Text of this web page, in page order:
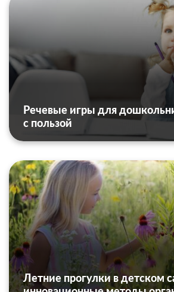
Речевые игры для
с пользой
Летние прогулки в детском